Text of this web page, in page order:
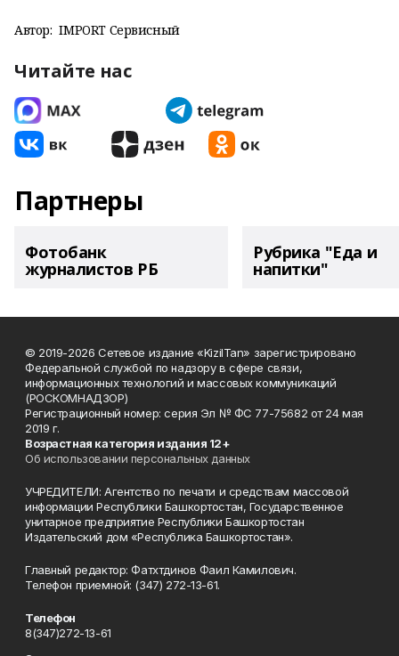
Автор: IMPORT Сервисный
Читайте нас
Партнеры
Фотобанк
журналистов РБ
Рубрика "Еда и
напитки"
© 2019-2026 Сетевое издание «KizilTan» зарегистрировано
Федеральной службой по надзору в сфере связи,
информационных технологий и массовых коммуникаций
(РОСКОМНАДЗОР)
Регистрационный номер: серия Эл № ФС 77-75682 от 24 мая
2019 г.
Возрастная категория издания 12+
Об использовании персональных данных
УЧРЕДИТЕЛИ: Агентство по печати и средствам массовой
информации Республики Башкортостан, Государственное
унитарное предприятие Республики Башкортостан
Издательский дом «Республика Башкортостан».
Главный редактор: Фатхтдинов Фаил Камилович.
Телефон приемной: (347) 272-13-61.
Телефон
8(347)272-13-61